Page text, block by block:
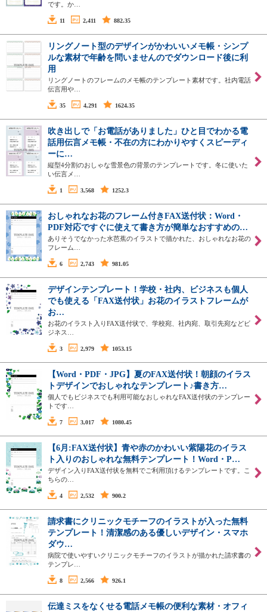
です。か…
11 2,411 882.35
リングノート型のデザインがかわいいメモ帳・シンプ
ルな素材で年齢を問いませんのでダウンロード後に利
用
リングノートのフレームのメモ帳のテンプレート素材です。社内電話
伝言用や…
35 4,291 1624.35
吹き出しで「お電話がありました」ひと目でわかる電
話用伝言メモ帳・不在の方にわかりやすくスピーディ
ーに…
縦型4分割のおしゃな雪景色の背景のテンプレートです。冬に使いた
い伝言メ…
1 3,568 1252.3
おしゃれなお花のフレーム付きFAX送付状：Word・
PDF対応ですぐに使えて書き方が簡単なおすすめの…
ありそうでなかった水芭蕉のイラストで描かれた、おしゃれなお花の
フレーム…
6 2,743 981.05
デザインテンプレート！学校・社内、ビジネスも個人
でも使える「FAX送付状」お花のイラストフレームが
お…
お花のイラスト入りFAX送付状で、学校宛、社内宛、取引先宛などビ
ジネス…
3 2,979 1053.15
【Word・PDF・JPG】夏のFAX送付状！朝顔のイラス
トデザインでおしゃれなテンプレート♪書き方…
個人でもビジネスでも利用可能なおしゃれなFAX送付状のテンプレー
トです…
7 3,017 1080.45
【6月:FAX送付状】青や赤のかわいい紫陽花のイラス
ト入りのおしゃれな無料テンプレート！Word・P…
デザイン入りFAX送付状を無料でご利用頂けるテンプレートです。こ
ちらの…
4 2,532 900.2
請求書にクリニックモチーフのイラストが入った無料
テンプレート！清潔感のある優しいデザイン・スマホ
ダウ…
病院で使いやすいクリニックモチーフのイラストが描かれた請求書の
テンプレ…
8 2,566 926.1
伝達ミスをなくせる電話メモ帳の便利な素材・オフィ